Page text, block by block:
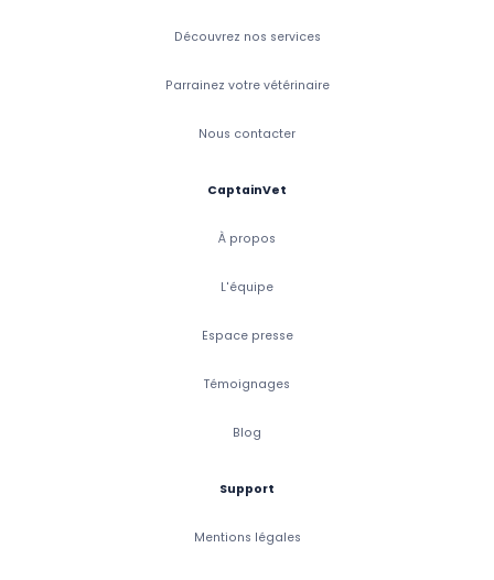
Découvrez nos services
Parrainez votre vétérinaire
Nous contacter
CaptainVet
À propos
L'équipe
Espace presse
Témoignages
Blog
Support
Mentions légales